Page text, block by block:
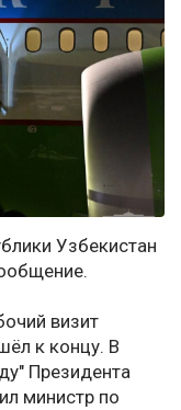
Узбекистан
визит
к концу. В
Президента
министр по